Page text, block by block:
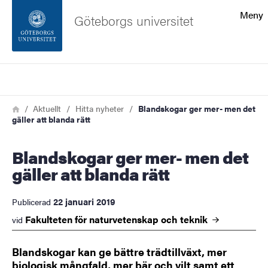
Sidfoten
Om webbplatsen
Meny
Göteborgs universitet
Länkstig
HemAktuellt Hitta nyheter
Blandskogar ger mer- men det
gäller att blanda rätt
Blandskogar ger mer- men det
gäller att blanda rätt
Publicerad 22 januari 2019
vid Fakulteten för naturvetenskap och teknik
Blandskogar kan ge bättre trädtillväxt, mer
biologisk mångfald, mer bär och vilt samt ett